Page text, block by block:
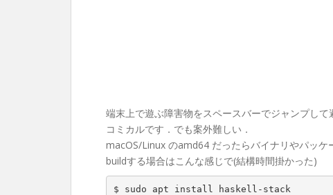
端末上で遊ぶ障害物をスペースバーでジャンプし
コミカルです．でも案外難しい．
macOS/Linux のamd64 だったらバイナリやパッケ
buildする場合はこんな感じで(結構時間掛かった)
$ sudo apt install haskell-stack